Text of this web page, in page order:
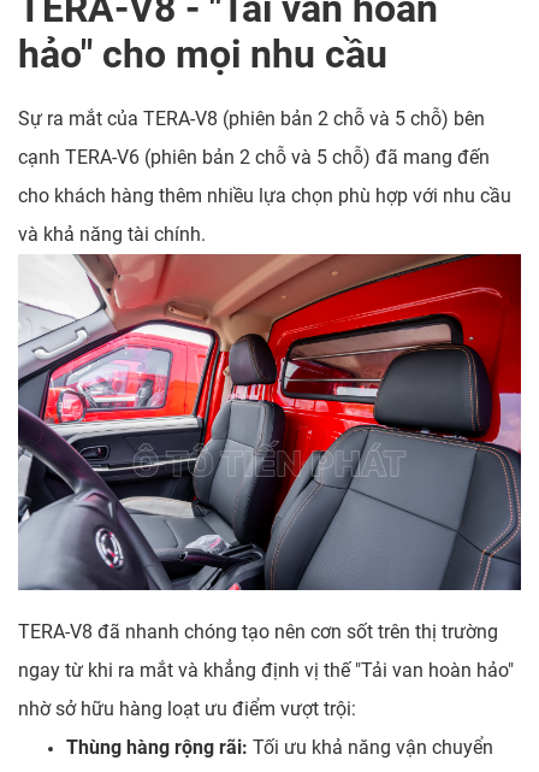
hảo" cho mọi nhu cầu
Sự ra mắt của TERA-V8 (phiên bản 2 chỗ và 5 chỗ) bên
cạnh TERA-V6 (phiên bản 2 chỗ và 5 chỗ) đã mang đến
cho khách hàng thêm nhiều lựa chọn phù hợp với nhu cầu
và khả năng tài chính.
TERA-V8 đã nhanh chóng tạo nên cơn sốt trên thị trường
ngay từ khi ra mắt và khẳng định vị thế "Tải van hoàn hảo"
nhờ sở hữu hàng loạt ưu điểm vượt trội:
Thùng hàng rộng rãi: Tối ưu khả năng vận chuyển